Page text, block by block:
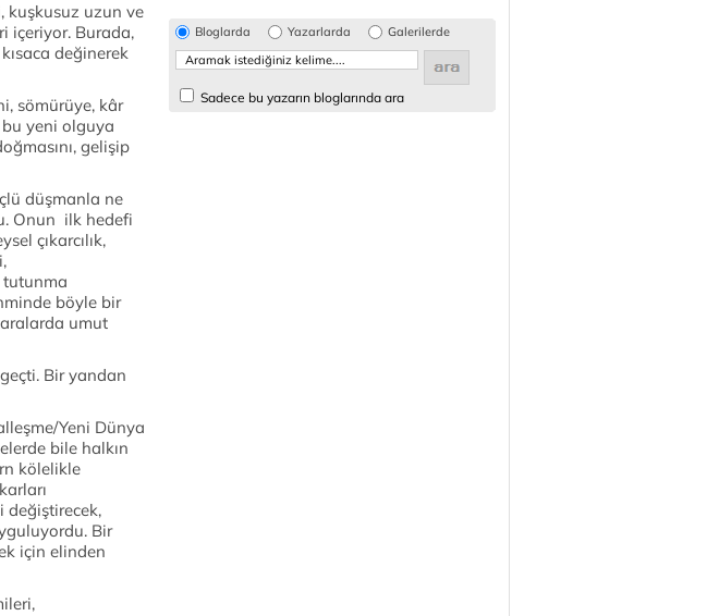
kuşkusuz uzun ve
içeriyor. Burada,
değinerek
sömürüye, kâr
bu yeni olguya
gelişip
düşmanla ne
Onun ilk hedefi
çıkarcılık,
böyle bir
umut
Bir yandan
Yeni Dünya
bile halkın
kölelikle
değiştirecek,
Bir
için elinden
Bloglarda Yazarlarda Galerilerde
Sadece bu yazarın bloglarında ara